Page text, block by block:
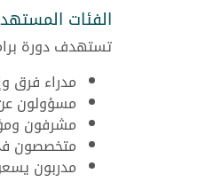
الفئات
تستهدف دورة
مدراء فرق
مسؤولون
مشرفون
متخصصون
مدربون